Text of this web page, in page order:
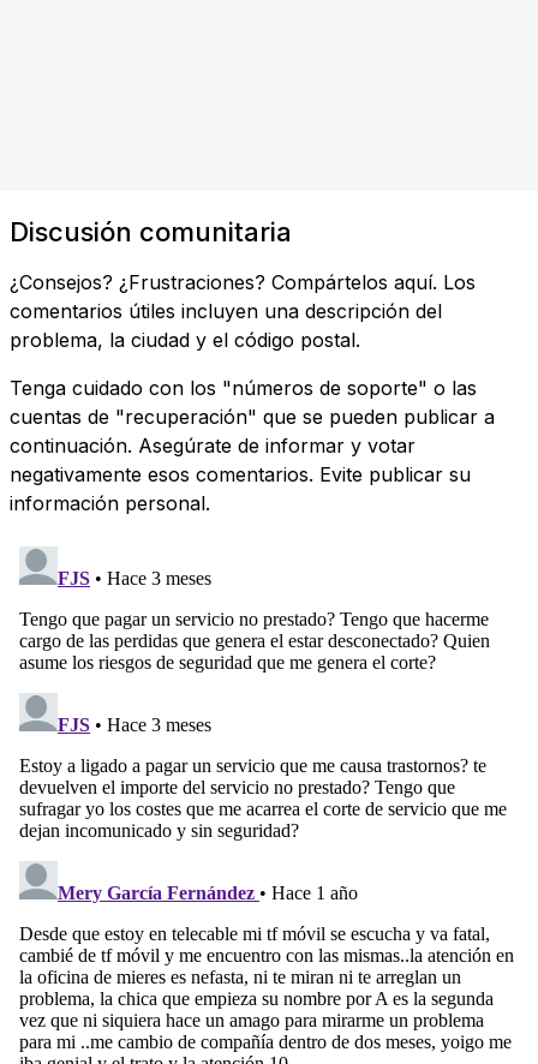
Discusión comunitaria
¿Consejos? ¿Frustraciones? Compártelos aquí. Los
comentarios útiles incluyen una descripción del
problema, la ciudad y el código postal.
Tenga cuidado con los "números de soporte" o las
cuentas de "recuperación" que se pueden publicar a
continuación. Asegúrate de informar y votar
negativamente esos comentarios. Evite publicar su
información personal.